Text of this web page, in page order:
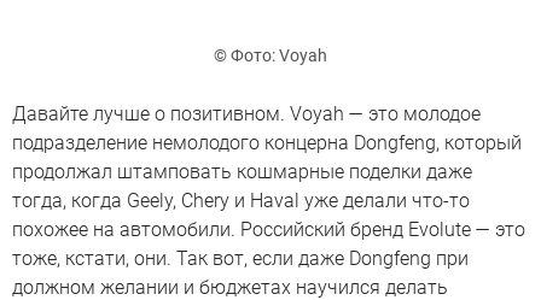
© Фото: Voyah
Давайте лучше о позитивном. Voyah — это молодое
подразделение немолодого концерна Dongfeng, который
продолжал штамповать кошмарные поделки даже
тогда, когда Geely, Chery и Haval уже делали что-то
похожее на автомобили. Российский бренд Evolute — это
тоже, кстати, они. Так вот, если даже Dongfeng при
должном желании и бюджетах научился делать